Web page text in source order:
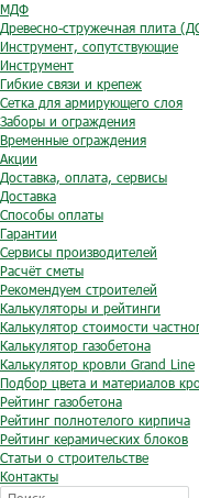
МДФ
Древесно-стружечная плита
Инструмент, сопутствующие
Инструмент
Гибкие связи и крепеж
Сетка для армирующего слоя
Заборы и ограждения
Временные ограждения
Акции
Доставка, оплата, сервисы
Доставка
Способы оплаты
Гарантии
Сервисы производителей
Расчёт сметы
Рекомендуем строителей
Калькуляторы и рейтинги
Калькулятор стоимости
Калькулятор газобетона
Калькулятор кровли Grand Line
Подбор цвета и материалов
Рейтинг газобетона
Рейтинг полнотелого кирпича
Рейтинг керамических блоков
Статьи о строительстве
Контакты